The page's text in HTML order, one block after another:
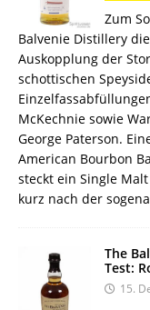
Zum
Balvenie Distillery
Auskopplung der
schottischen
McKechnie sowie
George Paterson.
American Bourbon
steckt ein Single
kurz nach der
The
Test:
15.